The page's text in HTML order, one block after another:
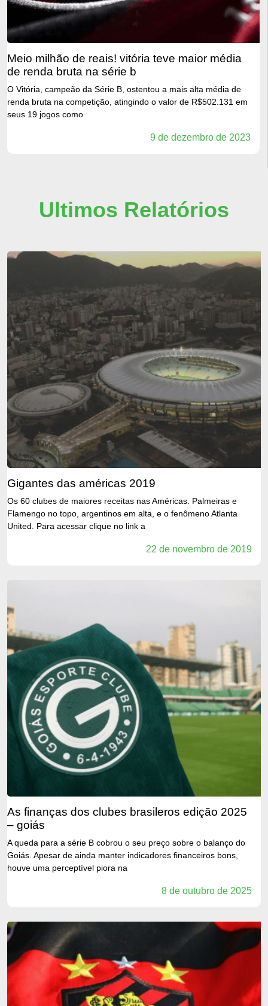
meio milhão de reais! vitória teve maior média
de renda bruta na série b
O Vitória, campeão da Série B, ostentou a mais alta média de
renda bruta na competição, atingindo o valor de R$502.131 em
seus 19 jogos como
9 de dezembro de 2023
Ultimos Relatórios
gigantes das américas 2019
Os 60 clubes de maiores receitas nas Américas. Palmeiras e
Flamengo no topo, argentinos em alta, e o fenômeno Atlanta
United. Para acessar clique no link a
22 de novembro de 2019
as finanças dos clubes brasileros edição 2025
– goiás
A queda para a série B cobrou o seu preço sobre o balanço do
Goiás. Apesar de ainda manter indicadores financeiros bons,
houve uma perceptível piora na
8 de outubro de 2025